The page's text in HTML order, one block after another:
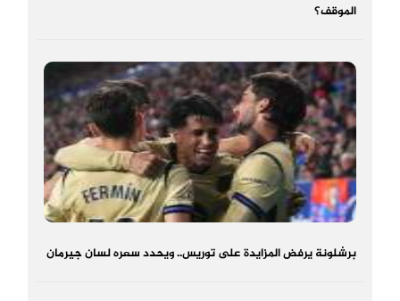
الموقف؟
برشلونة يرفض المزايدة على توريس.. ويحدد سعره لسان جيرمان